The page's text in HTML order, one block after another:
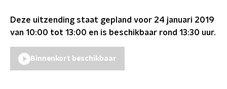
Deze uitzending staat gepland voor 24 januari 2019
van 10:00 tot 13:00 en is beschikbaar rond 13:30 uur.
Binnenkort beschikbaar